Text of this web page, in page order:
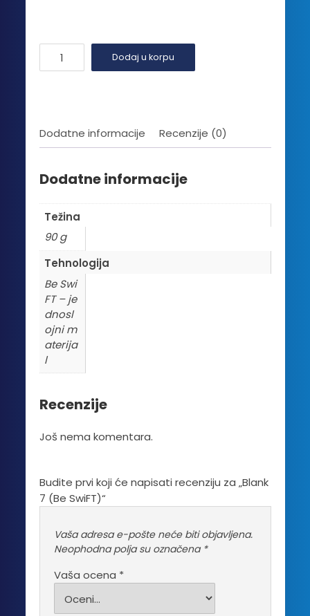
Blank
Dodaj u korpu
Dodatne informacije Recenzije (0)
Dodatne informacije
Težina
90 g
Tehnologija
Be Swi
FT – je
dnosl
ojni m
aterija
l
Recenzije
Još nema komentara.
Budite prvi koji će napisati recenziju za „Blank
7 (Be SwiFT)“
Vaša adresa e-pošte neće biti objavljena.
Neophodna polja su označena *
Vaša ocena *